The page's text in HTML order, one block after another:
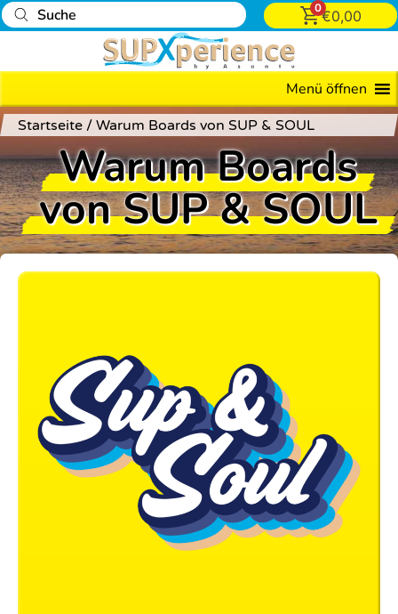
0€0,00
Menü öffnen
Startseite / Warum Boards von SUP & SOUL
Warum Boards
von SUP & SOUL